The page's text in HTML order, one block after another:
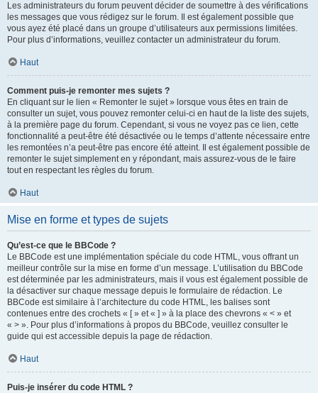
Les administrateurs du forum peuvent décider de soumettre à des vérifications
les messages que vous rédigez sur le forum. Il est également possible que
vous ayez été placé dans un groupe d’utilisateurs aux permissions limitées.
Pour plus d’informations, veuillez contacter un administrateur du forum.
Haut
Comment puis-je remonter mes sujets ?
En cliquant sur le lien « Remonter le sujet » lorsque vous êtes en train de
consulter un sujet, vous pouvez remonter celui-ci en haut de la liste des sujets,
à la première page du forum. Cependant, si vous ne voyez pas ce lien, cette
fonctionnalité a peut-être été désactivée ou le temps d’attente nécessaire entre
les remontées n’a peut-être pas encore été atteint. Il est également possible de
remonter le sujet simplement en y répondant, mais assurez-vous de le faire
tout en respectant les règles du forum.
Haut
Mise en forme et types de sujets
Qu’est-ce que le BBCode ?
Le BBCode est une implémentation spéciale du code HTML, vous offrant un
meilleur contrôle sur la mise en forme d’un message. L’utilisation du BBCode
est déterminée par les administrateurs, mais il vous est également possible de
la désactiver sur chaque message depuis le formulaire de rédaction. Le
BBCode est similaire à l’architecture du code HTML, les balises sont
contenues entre des crochets « [ » et « ] » à la place des chevrons « < » et
« > ». Pour plus d’informations à propos du BBCode, veuillez consulter le
guide qui est accessible depuis la page de rédaction.
Haut
Puis-je insérer du code HTML ?